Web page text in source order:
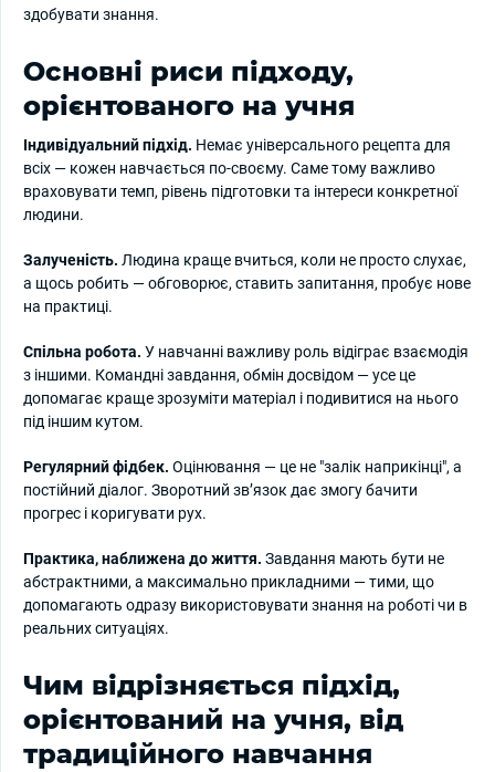
здобувати знання.
Основні риси підходу,
орієнтованого на учня
Індивідуальний підхід. Немає універсального рецепта для
всіх — кожен навчається по-своєму. Саме тому важливо
враховувати темп, рівень підготовки та інтереси конкретної
людини.
Залученість. Людина краще вчиться, коли не просто слухає,
а щось робить — обговорює, ставить запитання, пробує нове
на практиці.
Спільна робота. У навчанні важливу роль відіграє взаємодія
з іншими. Командні завдання, обмін досвідом — усе це
допомагає краще зрозуміти матеріал і подивитися на нього
під іншим кутом.
Регулярний фідбек. Оцінювання — це не "залік наприкінці", а
постійний діалог. Зворотний зв’язок дає змогу бачити
прогрес і коригувати рух.
Практика, наближена до життя. Завдання мають бути не
абстрактними, а максимально прикладними — тими, що
допомагають одразу використовувати знання на роботі чи в
реальних ситуаціях.
Чим відрізняється підхід,
орієнтований на учня, від
традиційного навчання